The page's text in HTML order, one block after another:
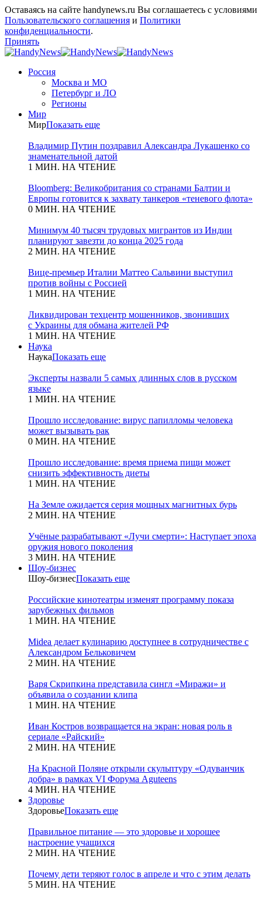
Оставаясь на сайте handynews.ru Вы соглашаетесь с условиями
Пользовательского соглашения и Политики
конфиденциальности.
Принять
Россия
Москва и МО
Петербург и ЛО
Регионы
Мир
МирПоказать еще
Владимир Путин поздравил Александра Лукашенко со
знаменательной датой
1 МИН. НА ЧТЕНИЕ
Bloomberg: Великобритания со странами Балтии и
Европы готовится к захвату танкеров «теневого флота»
0 МИН. НА ЧТЕНИЕ
Минимум 40 тысяч трудовых мигрантов из Индии
планируют завезти до конца 2025 года
2 МИН. НА ЧТЕНИЕ
Вице-премьер Италии Маттео Сальвини выступил
против войны с Россией
1 МИН. НА ЧТЕНИЕ
Ликвидирован техцентр мошенников, звонивших
с Украины для обмана жителей РФ
1 МИН. НА ЧТЕНИЕ
Наука
НаукаПоказать еще
Эксперты назвали 5 самых длинных слов в русском
языке
1 МИН. НА ЧТЕНИЕ
Прошло исследование: вирус папилломы человека
может вызывать рак
0 МИН. НА ЧТЕНИЕ
Прошло исследование: время приема пищи может
снизить эффективность диеты
1 МИН. НА ЧТЕНИЕ
На Земле ожидается серия мощных магнитных бурь
2 МИН. НА ЧТЕНИЕ
Учёные разрабатывают «Лучи смерти»: Наступает эпоха
оружия нового поколения
3 МИН. НА ЧТЕНИЕ
Шоу-бизнес
Шоу-бизнесПоказать еще
Российские кинотеатры изменят программу показа
зарубежных фильмов
1 МИН. НА ЧТЕНИЕ
Midea делает кулинарию доступнее в сотрудничестве с
Александром Бельковичем
2 МИН. НА ЧТЕНИЕ
Варя Скрипкина представила сингл «Миражи» и
объявила о создании клипа
1 МИН. НА ЧТЕНИЕ
Иван Костров возвращается на экран: новая роль в
сериале «Райский»
2 МИН. НА ЧТЕНИЕ
На Красной Поляне открыли скульптуру «Одуванчик
добра» в рамках VI Форума Aguteens
4 МИН. НА ЧТЕНИЕ
Здоровье
ЗдоровьеПоказать еще
Правильное питание — это здоровье и хорошее
настроение учащихся
2 МИН. НА ЧТЕНИЕ
Почему дети теряют голос в апреле и что с этим делать
5 МИН. НА ЧТЕНИЕ